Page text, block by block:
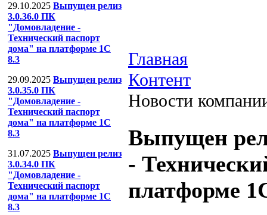
29.10.2025 Выпущен релиз
3.0.36.0 ПК
"Домовладение -
Технический паспорт
дома" на платформе 1С
8.3
29.09.2025 Выпущен релиз
3.0.35.0 ПК
"Домовладение -
Технический паспорт
дома" на платформе 1С
8.3
31.07.2025 Выпущен релиз
3.0.34.0 ПК
"Домовладение -
Технический паспорт
дома" на платформе 1С
8.3
Главная
Контент
Новости
Выпущен
-
платформе